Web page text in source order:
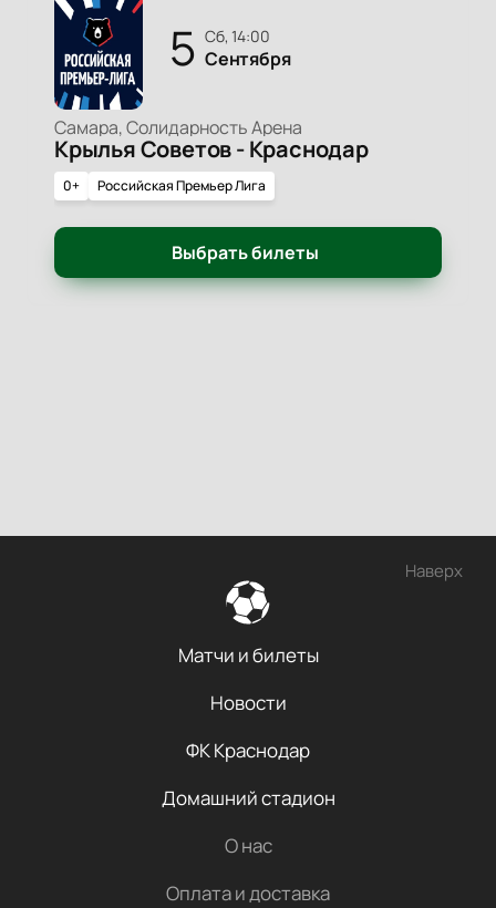
5 сб, 14:00
Сентября
Самара, Солидарность Арена
Крылья Советов - Краснодар
0+ Российская Премьер Лига
Выбрать билеты
Наверх
Матчи и билеты
Новости
ФК Краснодар
Домашний стадион
О нас
Оплата и доставка